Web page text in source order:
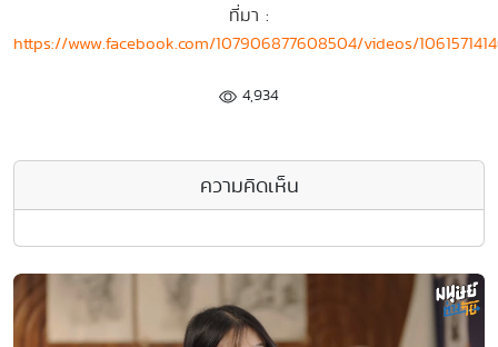
ที่มา :
https://www.facebook.com/107906877608504/videos/
4,934
ความคิดเห็น